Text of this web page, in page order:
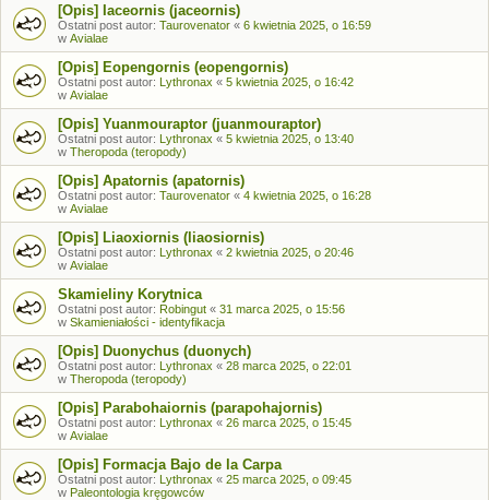
[Opis] Iaceornis (jaceornis)
Ostatni post autor: Taurovenator « 6 kwietnia 2025, o 16:59
w Avialae
[Opis] Eopengornis (eopengornis)
Ostatni post autor: Lythronax « 5 kwietnia 2025, o 16:42
w Avialae
[Opis] Yuanmouraptor (juanmouraptor)
Ostatni post autor: Lythronax « 5 kwietnia 2025, o 13:40
w Theropoda (teropody)
[Opis] Apatornis (apatornis)
Ostatni post autor: Taurovenator « 4 kwietnia 2025, o 16:28
w Avialae
[Opis] Liaoxiornis (liaosiornis)
Ostatni post autor: Lythronax « 2 kwietnia 2025, o 20:46
w Avialae
Skamieliny Korytnica
Ostatni post autor: Robingut « 31 marca 2025, o 15:56
w Skamieniałości - identyfikacja
[Opis] Duonychus (duonych)
Ostatni post autor: Lythronax « 28 marca 2025, o 22:01
w Theropoda (teropody)
[Opis] Parabohaiornis (parapohajornis)
Ostatni post autor: Lythronax « 26 marca 2025, o 15:45
w Avialae
[Opis] Formacja Bajo de la Carpa
Ostatni post autor: Lythronax « 25 marca 2025, o 09:45
w Paleontologia kręgowców